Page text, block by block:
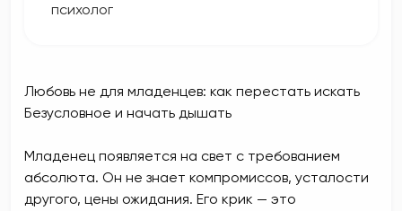
психолог
Любовь не для младенцев: как перестать искать
Безусловное и начать дышать
Младенец появляется на свет с требованием
абсолюта. Он не знает компромиссов, усталости
другого, цены ожидания. Его крик — это